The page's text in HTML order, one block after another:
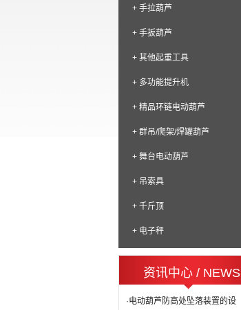
+ 手拉葫芦
+ 手扳葫芦
+ 其他起重工具
+ 多功能提升机
+ 精品环链电动葫芦
+ 群吊/爬架/焊罐葫芦
+ 舞台电动葫芦
+ 吊索具
+ 千斤顶
+ 电子秤
资讯中心 / NEWS
·电动葫芦防高处坠落装置的设